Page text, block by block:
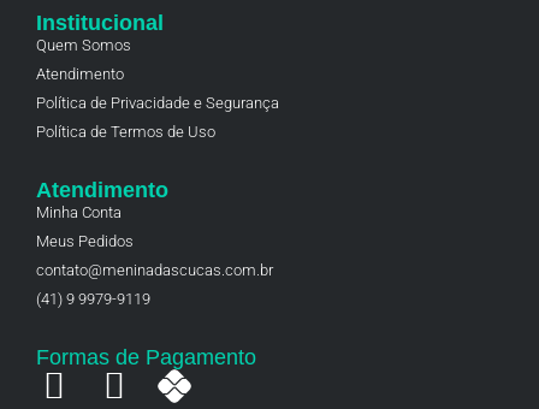
Institucional
Quem Somos
Atendimento
Política de Privacidade e Segurança
Política de Termos de Uso
Atendimento
Minha Conta
Meus Pedidos
contato@meninadascucas.com.br
(41) 9 9979-9119
Formas de Pagamento